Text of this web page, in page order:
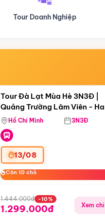
Du lịch Hành Hương
Còn04 ngày 19:19:07
Tour Đà Lạt Mùa Hè 3N3Đ |
Quảng Trường Lâm Viên -
Hill - Puppy Farm
Hồ Chí Minh 3N3Đ
13/08
Còn 10 chỗ
Còn 10 chỗ
1.444.000đ -10%
1.299.000đ Xem